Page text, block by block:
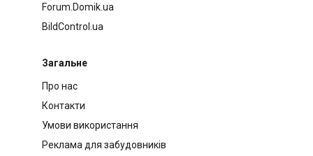
Forum.Domik.ua
BildControl.ua
Загальне
Про нас
Контакти
Умови використання
Реклама для забудовників